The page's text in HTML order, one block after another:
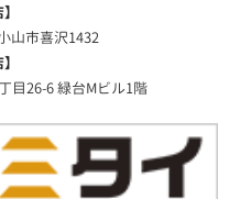
山市喜沢1432
目26-6 緑台Mビル1階